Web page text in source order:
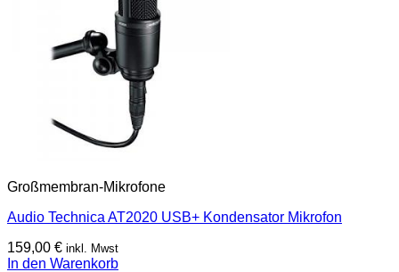
Großmembran-Mikrofone
Audio Technica AT2020 USB+ Kondensator Mikrofon
159,00 € inkl. Mwst
In den Warenkorb